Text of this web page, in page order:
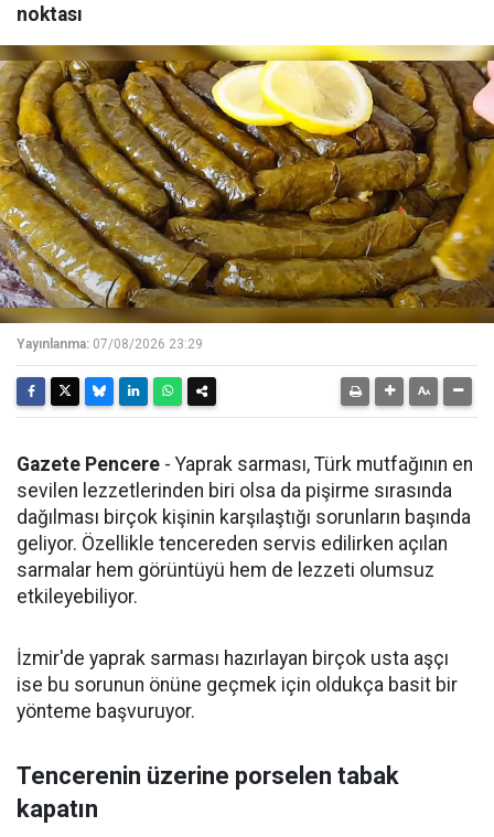
noktası
Yayınlanma: 07/08/2026 23:29
Gazete Pencere - Yaprak sarması, Türk mutfağının en
sevilen lezzetlerinden biri olsa da pişirme sırasında
dağılması birçok kişinin karşılaştığı sorunların başında
geliyor. Özellikle tencereden servis edilirken açılan
sarmalar hem görüntüyü hem de lezzeti olumsuz
etkileyebiliyor.
İzmir'de yaprak sarması hazırlayan birçok usta aşçı
ise bu sorunun önüne geçmek için oldukça basit bir
yönteme başvuruyor.
Tencerenin üzerine porselen tabak
kapatın